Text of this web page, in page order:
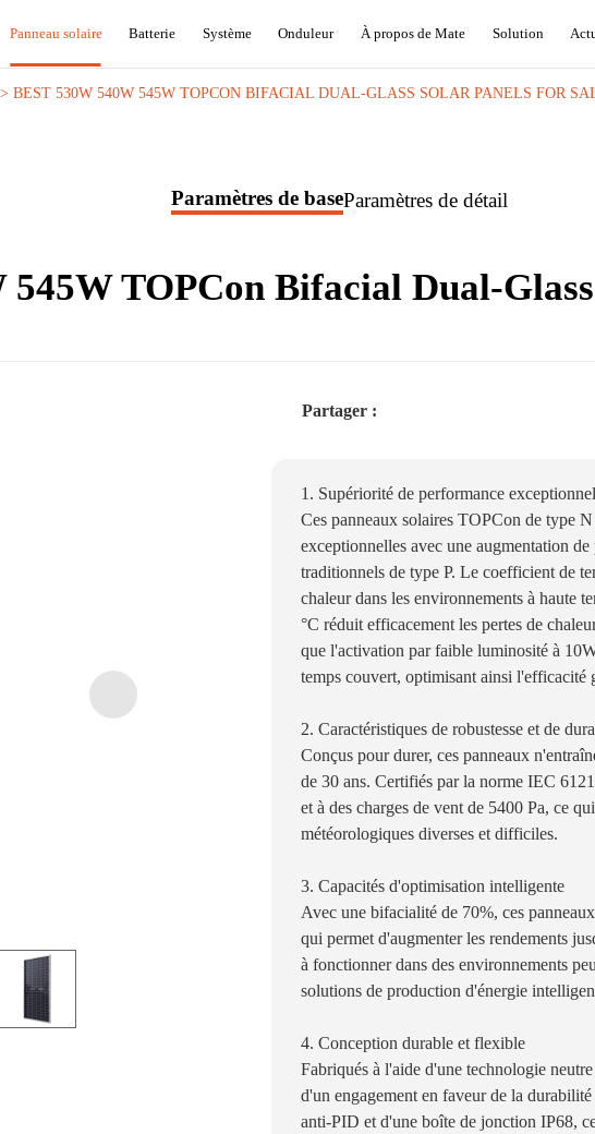
Panneau solaire Batterie Système Onduleur À propos de Mate Solution
BEST 530W 540W 545W TOPCON BIFACIAL DUAL-GLASS SOLAR PANELS FOR
Paramètres de baseParamètres de détail
545W TOPCon Bifacial Dual-
Partager :
1. Supériorité de performance
Ces panneaux solaires TOPCon de type
exceptionnelles avec une augmentation
traditionnels de type P. Le coefficient de
chaleur dans les environnements à haute
°C réduit efficacement les pertes de
que l'activation par faible luminosité à
temps couvert, optimisant ainsi l'efficacité
2. Caractéristiques de robustesse et de
Conçus pour durer, ces panneaux
de 30 ans. Certifiés par la norme IEC
et à des charges de vent de 5400 Pa, ce
météorologiques diverses et difficiles.
3. Capacités d'optimisation intelligente
Avec une bifacialité de 70%, ces
qui permet d'augmenter les rendements
à fonctionner dans des environnements
solutions de production d'énergie
4. Conception durable et flexible
Fabriqués à l'aide d'une technologie
d'un engagement en faveur de la
anti-PID et d'une boîte de jonction IP68,